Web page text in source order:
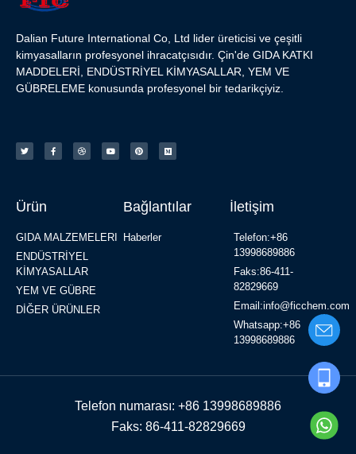
Dalian Future International Co, Ltd lider üreticisi ve çeşitli
kimyasalların profesyonel ihracatçısıdır. Çin'de GIDA KATKI
MADDELERİ, ENDÜSTRİYEL KİMYASALLAR, YEM VE
GÜBRELEME konusunda profesyonel bir tedarikçiyiz.
Ürün
GIDA MALZEMELERI
ENDÜSTRİYEL
KİMYASALLAR
YEM VE GÜBRE
DİĞER ÜRÜNLER
Bağlantılar
Haberler
İletişim
Telefon:+86
13998689886
Faks:86-411-
82829669
Email:info@ficchem.com
Whatsapp:+86
13998689886
Telefon numarası: +86 13998689886
Faks: 86-411-82829669